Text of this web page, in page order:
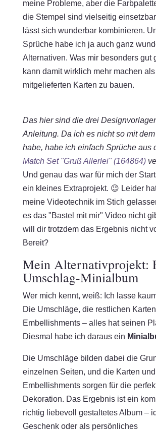
meine Probleme, aber die
die Stempel sind vielseitig
lässt sich wunderbar kombinieren.
Sprüche habe ich ja auch ganz
Alternativen. Was mir besonders gut
kann damit wirklich mehr machen
mitgelieferten Karten zu bauen.
Das hier sind die drei
Anleitung. Da ich es nicht so mit
habe, habe ich einfach Sprüche aus
Match Set "Gruß Allerlei" (164864)
Und genau das war für mich der
ein kleines Extraprojekt. 😉 Leider
meine Videotechnik im Stich
es das "Bastel mit mir" Video nicht
will dir trotzdem das Ergebnis nicht
Bereit?
Mein Alternativprojekt:
Umschlag-Minialbum
Wer mich kennt, weiß: Ich lasse
Die Umschläge, die restlichen
Embellishments – alles hat seinen
Diesmal habe ich daraus ein
Die Umschläge bilden dabei die
einzelnen Seiten, und die Karten und
Embellishments sorgen für die
Dekoration. Das Ergebnis ist ein
richtig liebevoll gestaltetes Album –
Geschenk oder als persönliches